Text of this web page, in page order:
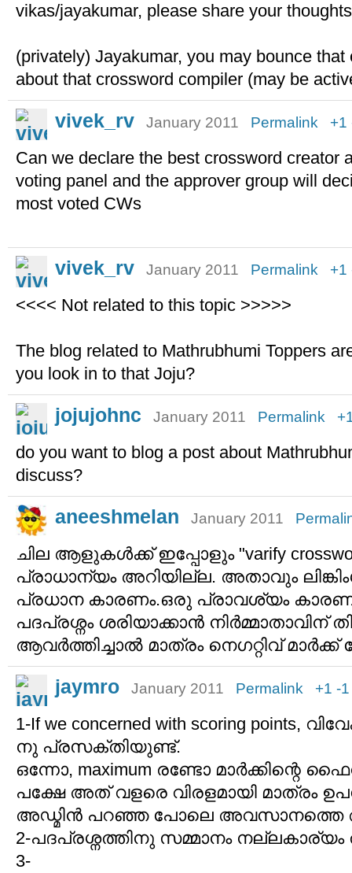
vikas/jayakumar, please share your
(privately) Jayakumar, you may bounce
about that crossword compiler (may be
vivek_rv January 2011 Permalink +1
Can we declare the best crossword creator
voting panel and the approver group will
most voted CWs
vivek_rv January 2011 Permalink +1
<<<< Not related to this topic >>>>>
The blog related to Mathrubhumi Toppers
you look in to that Joju?
jojujohnc January 2011 Permalink
do you want to blog a post about
discuss?
aneeshmelan January 2011
ചില ആളുകള്‍ക്ക് ഇപ്പോളും "varify
പ്രാധാന്യം അറിയില്ല. അതാവും
പ്രധാന കാരണം.ഒരു പ്രാവശ്യം കാരണം
പദപ്രശ്നം ശരിയാക്കാന്‍ നിര്‍മ്മാതാവിന്
ആവര്‍ത്തിച്ചാല്‍ മാത്രം നെഗറ്റിവ്
jaymro January 2011 Permalink +1 -1
1-If we concerned with scoring points,
നു പ്രസക്തിയുണ്ട്.
ഒന്നോ, maximum രണ്ടോ മാർക്കിന്റെ
പക്ഷേ അത് വളരെ വിരളമായി മാത്രം
അഡ്മിൻ പറഞ്ഞ പോലെ അവസാനത്തെ
2-പദപ്രശ്നത്തിനു സമ്മാനം നല്ലകാര്യം
3-